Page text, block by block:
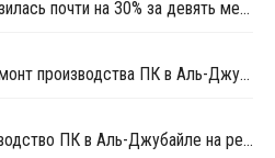
Прибыль Saudi Aramco снизилась почти на 30% за девять месяцев
Saudi Kayan продлевает ремонт производства ПК в Аль-Джубайле
Saudi Kayan закрыла производство ПК в Аль-Джубайле на ремонт